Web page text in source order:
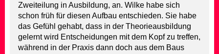
Zweiteilung in Ausbildung, an. Wilke habe sich
schon früh für diesen Aufbau entschieden. Sie habe
das Gefühl gehabt, dass in der Theorieausbildung
gelernt wird Entscheidungen mit dem Kopf zu treffen,
während in der Praxis dann doch aus dem Baus